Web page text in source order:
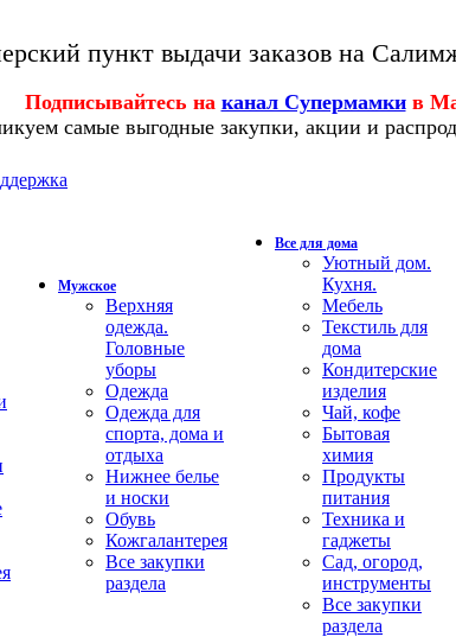
пункт выдачи заказов на
Подписывайтесь на канал Супермамки в
самые выгодные закупки, акции и
Мужское
Верхняя
одежда.
Головные
уборы
Одежда
Одежда для
спорта, дома и
отдыха
Нижнее белье
и носки
Обувь
Кожгалантерея
Все закупки
раздела
Все для дома
Уютный дом.
Кухня.
Мебель
Текстиль для
дома
Кондитерские
изделия
Чай, кофе
Бытовая
химия
Продукты
питания
Техника и
гаджеты
Сад, огород,
инструменты
Все закупки
раздела